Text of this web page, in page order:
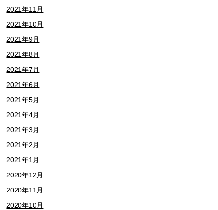
2021年11月
2021年10月
2021年9月
2021年8月
2021年7月
2021年6月
2021年5月
2021年4月
2021年3月
2021年2月
2021年1月
2020年12月
2020年11月
2020年10月